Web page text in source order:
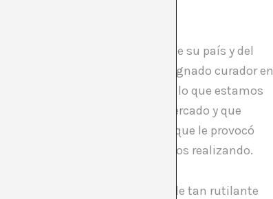
en innumerables bienales de su país y del
el ambiente del arte fue designado curador en
sirven las bienales o qué es lo que estamos
patrón establecido por el mercado y que
una bienal sin obras, hecho que le provocó
y el porqué de lo que estamos realizando.
en Brasil posteriormente de tan rutilante